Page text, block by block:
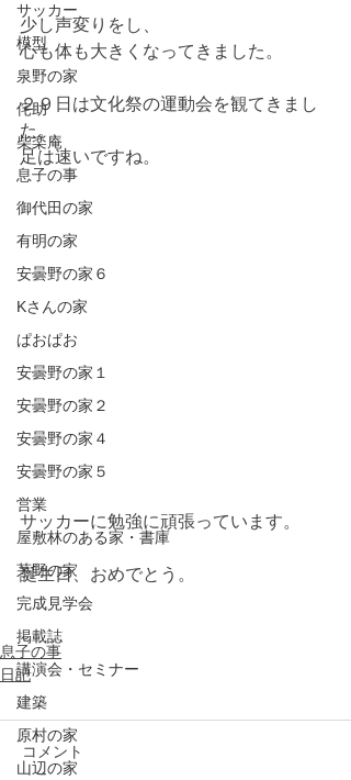
サッカー
模型
泉野の家
侘助
柴楽庵
息子の事
御代田の家
有明の家
安曇野の家６
Kさんの家
ぱおぱお
安曇野の家１
安曇野の家２
安曇野の家４
安曇野の家５
営業
屋敷林のある家・書庫
茅野の家
完成見学会
掲載誌
講演会・セミナー
建築
原村の家
山辺の家
少し声変りをし、
心も体も大きくなってきました。
２９日は文化祭の運動会を観てきまし
た。
足は速いですね。
サッカーに勉強に頑張っています。
誕生日、おめでとう。
息子の事
日記
コメント